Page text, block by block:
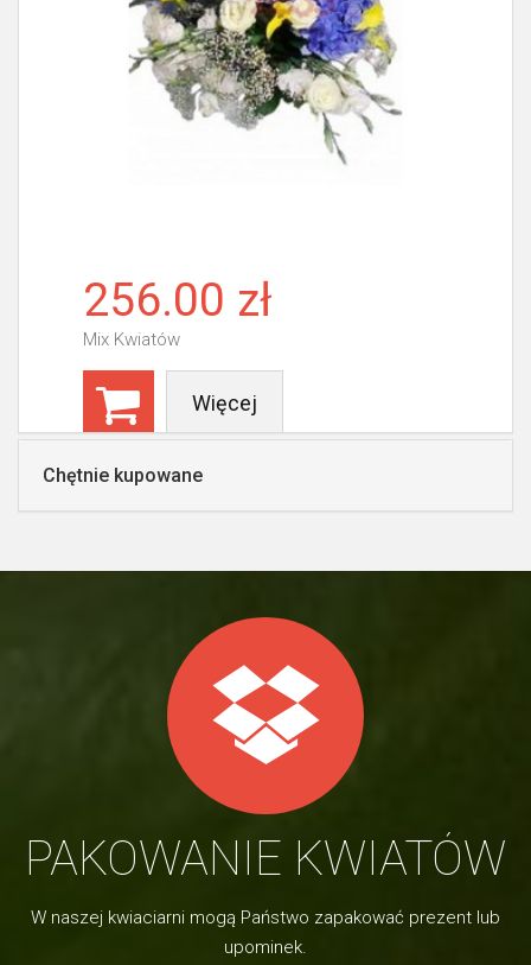
256.00 zł
Mix Kwiatów
Więcej
Chętnie kupowane
PAKOWANIE KWIATÓW
W naszej kwiaciarni mogą Państwo zapakować prezent lub
upominek.